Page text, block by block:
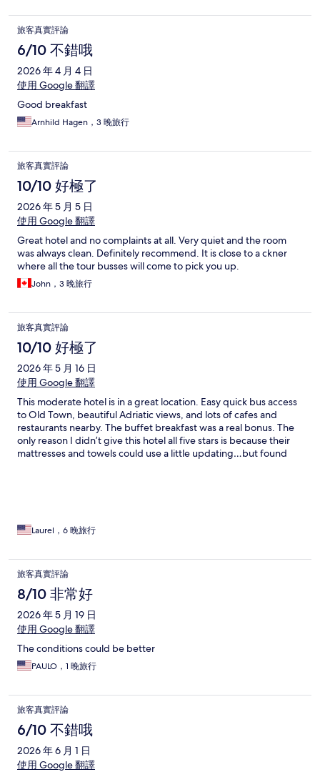
旅客真實評論
6/10 不錯哦
2026 年 4 月 4 日
使用 Google 翻譯
Good breakfast
Arnhild Hagen，3 晚旅行
旅客真實評論
10/10 好極了
2026 年 5 月 5 日
使用 Google 翻譯
Great hotel and no complaints at all. Very quiet and the room
was always clean. Definitely recommend. It is close to a ckner
where all the tour busses will come to pick you up.
John，3 晚旅行
旅客真實評論
10/10 好極了
2026 年 5 月 16 日
使用 Google 翻譯
This moderate hotel is in a great location. Easy quick bus access
to Old Town, beautiful Adriatic views, and lots of cafes and
restaurants nearby. The buffet breakfast was a real bonus. The
only reason I didn’t give this hotel all five stars is because their
mattresses and towels could use a little updating…but found
Laurel，6 晚旅行
旅客真實評論
8/10 非常好
2026 年 5 月 19 日
使用 Google 翻譯
The conditions could be better
PAULO，1 晚旅行
旅客真實評論
6/10 不錯哦
2026 年 6 月 1 日
使用 Google 翻譯